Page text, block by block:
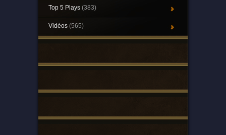
Top 5 Plays (383)
Vidéos (565)